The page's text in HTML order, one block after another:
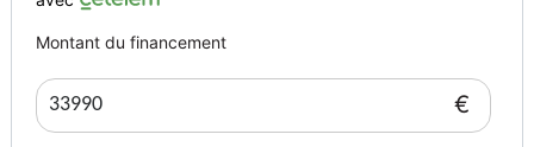
Montant du financement
€